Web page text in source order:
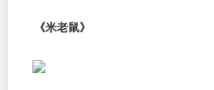
《米老鼠》